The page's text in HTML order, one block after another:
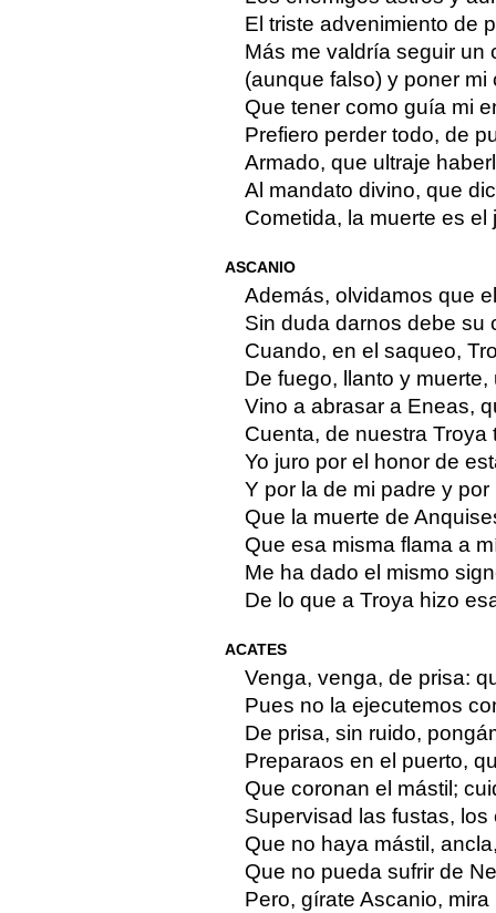
El triste advenimiento de
Más me valdría seguir un
(aunque falso) y poner
Que tener como guía mi
Prefiero perder todo, de
Armado, que ultraje
Al mandato divino, que
Cometida, la muerte es el
ASCANIO
Además, olvidamos que
Sin duda darnos debe su
Cuando, en el saqueo,
De fuego, llanto y
Vino a abrasar a Eneas,
Cuenta, de nuestra
Yo juro por el honor de
Y por la de mi padre y
Que la muerte de
Que esa misma flama a
Me ha dado el mismo
De lo que a Troya hizo
ACATES
Venga, venga, de prisa:
Pues no la ejecutemos
De prisa, sin ruido,
Preparaos en el puerto,
Que coronan el mástil;
Supervisad las fustas,
Que no haya mástil,
Que no pueda sufrir de
Pero, gírate Ascanio,